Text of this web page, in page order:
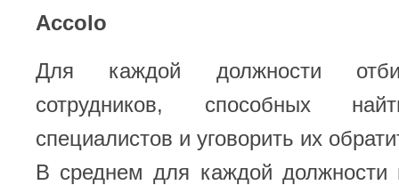
Accolo
Для каждой должности
сотрудников, способных
специалистов и уговорить их
В среднем для каждой должности